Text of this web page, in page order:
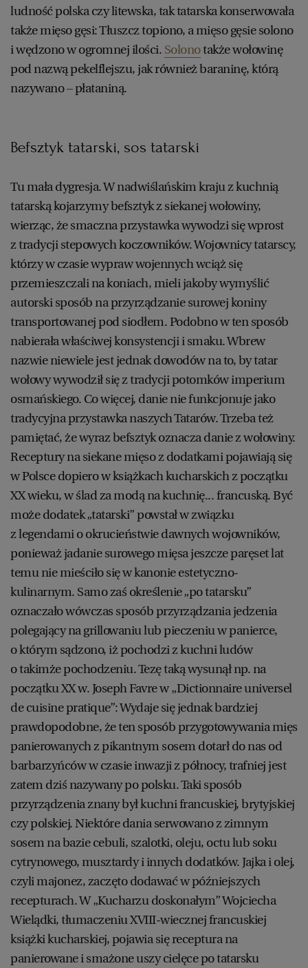
ludność polska czy litewska, tak tatarska konserwowała
także mięso gęsi: Tłuszcz topiono, a mięso gęsie solono
i wędzono w ogromnej ilości. Solonotakże wołowinę
pod nazwą pekelflejszu, jak również baraninę, którą
nazywano – płataniną.
Befsztyk tatarski, sos tatarski
Tu mała dygresja. W nadwiślańskim kraju z kuchnią
tatarską kojarzymy befsztyk z siekanej wołowiny,
wierząc, że smaczna przystawka wywodzi się wprost
z tradycji stepowych koczowników. Wojownicy tatarscy,
którzy w czasie wypraw wojennych wciąż się
przemieszczali na koniach, mieli jakoby wymyślić
autorski sposób na przyrządzanie surowej koniny
transportowanej pod siodłem. Podobno w ten sposób
nabierała właściwej konsystencji i smaku. Wbrew
nazwie niewiele jest jednak dowodów na to, by tatar
wołowy wywodził się z tradycji potomków imperium
osmańskiego. Co więcej, danie nie funkcjonuje jako
tradycyjna przystawka naszych Tatarów. Trzeba też
pamiętać, że wyraz befsztyk oznacza danie z wołowiny.
Receptury na siekane mięso z dodatkami pojawiają się
w Polsce dopiero w książkach kucharskich z początku
XX wieku, w ślad za modą na kuchnię... francuską. Być
może dodatek „tatarski” powstał w związku
z legendami o okrucieństwie dawnych wojowników,
ponieważ jadanie surowego mięsa jeszcze paręset lat
temu nie mieściło się w kanonie estetyczno-
kulinarnym. Samo zaś określenie „po tatarsku”
oznaczało wówczas sposób przyrządzania jedzenia
polegający na grillowaniu lub pieczeniu w panierce,
o którym sądzono, iż pochodzi z kuchni ludów
o takimże pochodzeniu. Tezę taką wysunął np. na
początku XX w. Joseph Favre w „Dictionnaire universel
de cuisine pratique”: Wydaje się jednak bardziej
prawdopodobne, że ten sposób przygotowywania mięs
panierowanych z pikantnym sosem dotarł do nas od
barbarzyńców w czasie inwazji z północy, trafniej jest
zatem dziś nazywany po polsku. Taki sposób
przyrządzenia znany był kuchni francuskiej, brytyjskiej
czy polskiej. Niektóre dania serwowano z zimnym
sosem na bazie cebuli, szalotki, oleju, octu lub soku
cytrynowego, musztardy i innych dodatków. Jajka i olej,
czyli majonez, zaczęto dodawać w późniejszych
recepturach. W „Kucharzu doskonałym” Wojciecha
Wielądki, tłumaczeniu XVIII-wiecznej francuskiej
książki kucharskiej, pojawia się receptura na
panierowane i smażone uszy cielęce po tatarsku